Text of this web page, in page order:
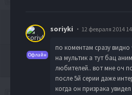
Офлайн
soriyki 12 февраля 2014
по коментам сразу
на мультик а тут бац
любителей.. вот мне оч
после 5й серии даже
когда он призрака увидел